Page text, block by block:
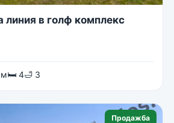
в голф комплекс
🛏 4🛁 3
Продажба